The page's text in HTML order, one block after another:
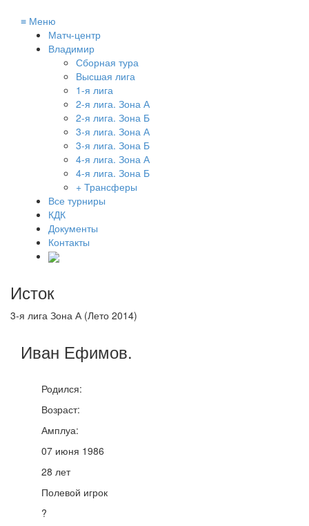
≡ Меню
Матч-центр
Владимир
Сборная тура
Высшая лига
1-я лига
2-я лига. Зона А
2-я лига. Зона Б
3-я лига. Зона А
3-я лига. Зона Б
4-я лига. Зона А
4-я лига. Зона Б
+ Трансферы
Все турниры
КДК
Документы
Контакты
Исток
3-я лига Зона А (Лето 2014)
Иван Ефимов.
Родился:
Возраст:
Амплуа:
07 июня 1986
28 лет
Полевой игрок
?